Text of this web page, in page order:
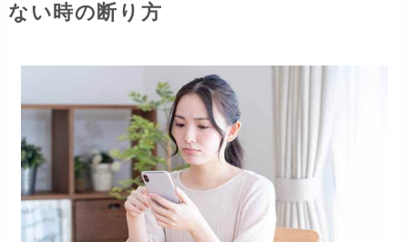
ない時の断り方